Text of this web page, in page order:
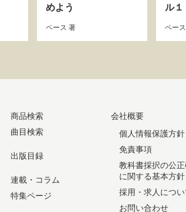
めよう
ペース 著
ル１
ペース
商品検索
曲目検索
出版目録
連載・コラム
特集ページ
会社概要
個人情報保護方針
免責事項
教科書採択の公
に関する基本方針
採用・求人につい
お問い合わせ